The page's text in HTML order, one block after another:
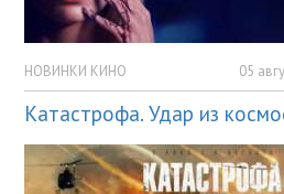
НОВИНКИ КИНО 05
Катастрофа. Удар из